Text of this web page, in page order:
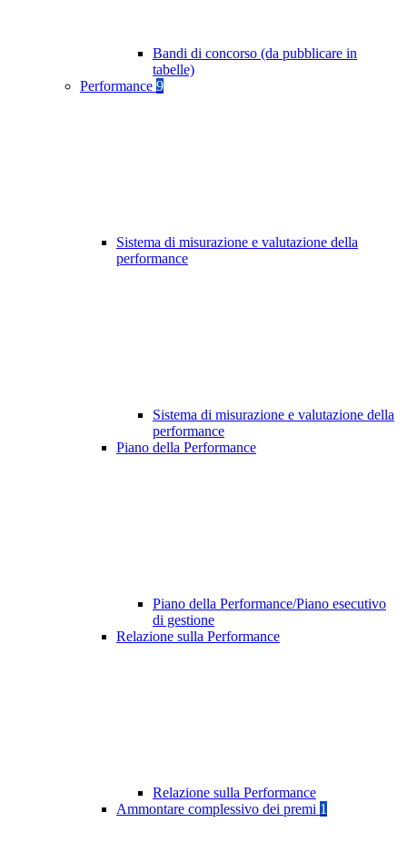
Bandi di concorso (da pubblicare in
tabelle)
Performance 9
Sistema di misurazione e valutazione della
performance
Sistema di misurazione e valutazione della
performance
Piano della Performance
Piano della Performance/Piano esecutivo
di gestione
Relazione sulla Performance
Relazione sulla Performance
Ammontare complessivo dei premi 1